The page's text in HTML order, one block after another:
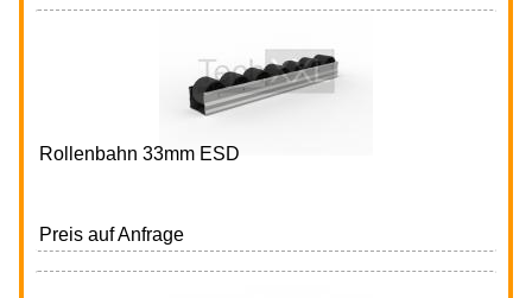
Rollenbahn 33mm ESD
Preis auf Anfrage